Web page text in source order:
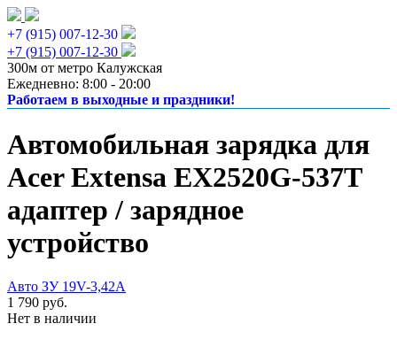
+7 (915) 007-12-30
+7 (915) 007-12-30
300м от метро Калужская
Ежедневно: 8:00 - 20:00
Работаем в выходные и праздники!
Автомобильная зарядка для
Acer Extensa EX2520G-537T
адаптер / зарядное
устройство
Авто ЗУ 19V-3,42A
1 790 руб.
Нет в наличии